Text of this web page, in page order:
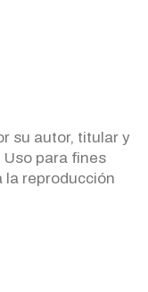
su autor, titular y
para fines
la reproducción